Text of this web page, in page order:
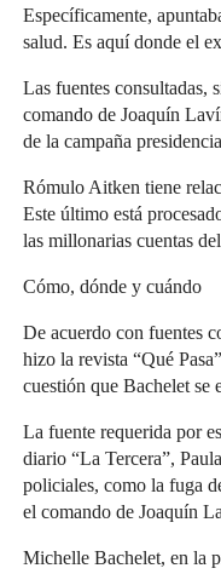
Específicamente,
salud. Es aquí donde el
Las fuentes consultadas,
comando de Joaquín
de la campaña
Rómulo Aitken tiene
Este último está
las millonarias cuentas
Cómo, dónde y cuándo
De acuerdo con fuentes
hizo la revista “Qué
cuestión que Bachelet se
La fuente requerida por
diario “La Tercera”,
policiales, como la fuga
el comando de Joaquín
Michelle Bachelet, en la